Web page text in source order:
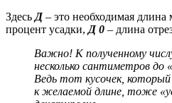
Здесь Д– это необходимая длина
процент усадки, Д0 – длина
Важно! К полученному
несколько сантиметров до
Ведь тот кусочек,
к желаемой длине, тоже